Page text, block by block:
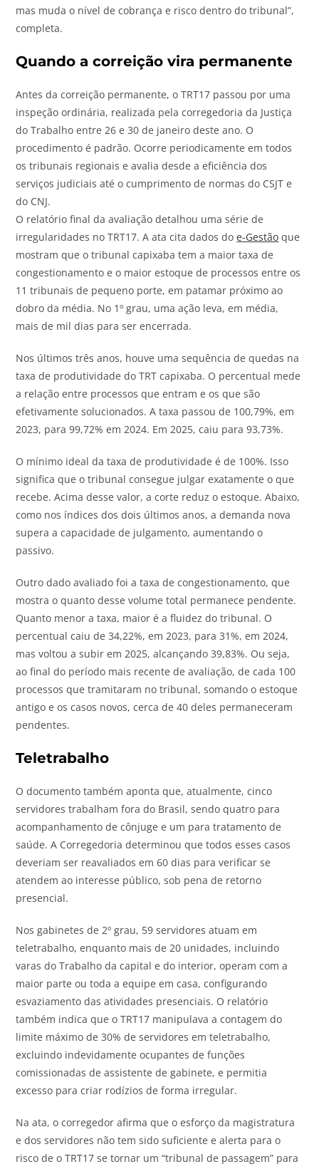
mas muda o nível de cobrança e risco dentro do tribunal”,
completa.
Quando a correição vira permanente
Antes da correição permanente, o TRT17 passou por uma
inspeção ordinária, realizada pela corregedoria da Justiça
do Trabalho entre 26 e 30 de janeiro deste ano. O
procedimento é padrão. Ocorre periodicamenteem todos
os tribunais regionais e avalia desde a eficiência dos
serviços judiciais até o cumprimento de normas do CSJT e
do CNJ.
O relatório final da avaliação detalhou uma série de
irregularidades no TRT17. A ata cita dados doe-Gestão que
mostramque o tribunal capixaba tem a maior taxa de
congestionamento e o maior estoque de processos entre os
11 tribunais de pequeno porte, em patamar próximo ao
dobro da média. No 1º grau, uma ação leva, em média,
mais de mil dias para ser encerrada.
Nos últimos três anos, houve uma sequência de quedas na
taxa de produtividade do TRT capixaba. O percentual mede
a relação entre processos que entram e os que são
efetivamente solucionados. A taxa passou de 100,79%, em
2023, para 99,72% em 2024. Em 2025, caiu para 93,73%.
O mínimo ideal da taxa de produtividade é de 100%. Isso
significa que o tribunal consegue julgar exatamente o que
recebe. Acima desse valor, a corte reduz o estoque. Abaixo,
como nos índices dos dois últimos anos, a demanda nova
supera a capacidade de julgamento, aumentando o
passivo.
Outro dado avaliado foi a taxa de congestionamento, que
mostra o quanto desse volume total permanece pendente.
Quanto menor a taxa, maior é a fluidez do tribunal. O
percentual caiu de 34,22%, em 2023, para 31%, em 2024,
mas voltou a subir em 2025, alcançando 39,83%. Ou seja,
ao final do período mais recente de avaliação,de cada 100
processos que tramitaram no tribunal, somando o estoque
antigo e os casos novos, cerca de 40deles permaneceram
pendentes.
Teletrabalho
O documento também aponta que, atualmente, cinco
servidores trabalham fora do Brasil, sendo quatro para
acompanhamento de cônjuge e um para tratamento de
saúde. A Corregedoria determinou que todos esses casos
deveriam ser reavaliados em 60 dias para verificar se
atendem ao interesse público, sob pena de retorno
presencial.
Nos gabinetes de 2º grau, 59 servidores atuam em
teletrabalho, enquanto mais de 20 unidades, incluindo
varas do Trabalho da capital e do interior, operam com a
maior parte ou toda a equipe em casa, configurando
esvaziamento das atividades presenciais. O relatório
também indica que o TRT17 manipulava a contagem do
limite máximo de 30% de servidores em teletrabalho,
excluindo indevidamente ocupantes de funções
comissionadas de assistente de gabinete, e permitia
excesso para criar rodízios de forma irregular.
Na ata, o corregedor afirma que o esforço da magistratura
e dos servidores não tem sido suficiente e alerta para o
risco de o TRT17 se tornar um “tribunal de passagem” para